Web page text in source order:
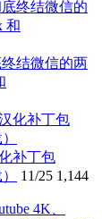
结微信的两
补丁包
11/25 1,144